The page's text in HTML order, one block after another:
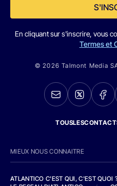
En cliquant sur s'inscrire, vous
Termes et
© 2026 Talmont Media
MIEUX NOUS CONNAITRE
ATLANTICO C'EST QUI, C'EST QUOI